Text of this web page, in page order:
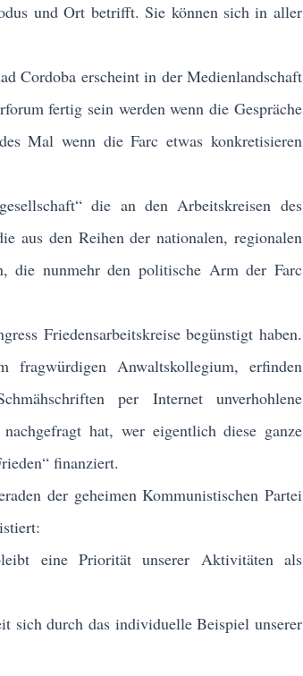
und Ort betrifft. Sie können sich in aller
Cordoba erscheint in der Medienlandschaft
fertig sein werden wenn die Gespräche
Mal wenn die Farc etwas konkretisieren
die an den Arbeitskreisen des
aus den Reihen der nationalen, regionalen
die nunmehr den politische Arm der Farc
Friedensarbeitskreise begünstigt haben.
Anwaltskollegium, erfinden
per Internet unverhohlene
hat, wer eigentlich diese ganze
finanziert.
der geheimen Kommunistischen Partei
eine Priorität unserer Aktivitäten als
sich durch das individuelle Beispiel unserer